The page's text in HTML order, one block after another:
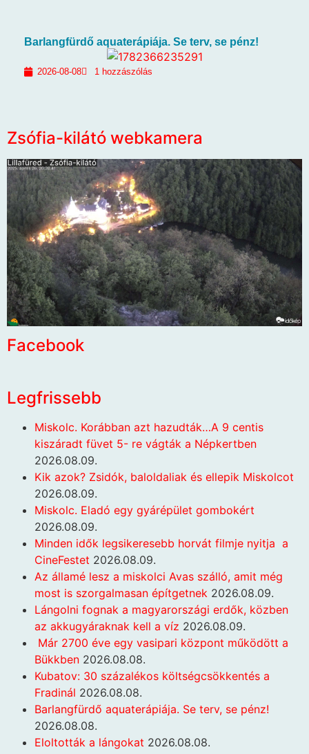
Barlangfürdő aquaterápiája. Se terv, se pénz!
2026-08-08 1 hozzászólás
Zsófia-kilátó webkamera
Facebook
Legfrissebb
Miskolc. Korábban azt hazudták…A 9 centis
kiszáradt füvet 5- re vágták a Népkertben
2026.08.09.
Kik azok? Zsidók, baloldaliak és ellepik Miskolcot
2026.08.09.
Miskolc. Eladó egy gyárépület gombokért
2026.08.09.
Minden idők legsikeresebb horvát filmje nyitja a
CineFestet 2026.08.09.
Az államé lesz a miskolci Avas szálló, amit még
most is szorgalmasan építgetnek 2026.08.09.
Lángolni fognak a magyarországi erdők, közben
az akkugyáraknak kell a víz 2026.08.09.
Már 2700 éve egy vasipari központ működött a
Bükkben 2026.08.08.
Kubatov: 30 százalékos költségcsökkentés a
Fradinál 2026.08.08.
Barlangfürdő aquaterápiája. Se terv, se pénz!
2026.08.08.
Eloltották a lángokat 2026.08.08.